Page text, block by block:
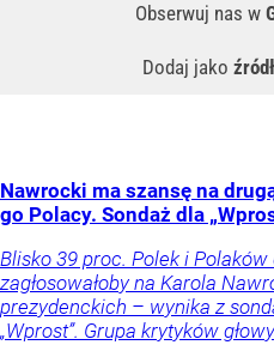
Obserwuj nas w
Dodaj jako
Nawrocki ma szansę na
go Polacy. Sondaż dla
Blisko 39 proc. Polek i
zagłosowałoby na Karola
prezydenckich – wynika z
„Wprost”. Grupa krytyków